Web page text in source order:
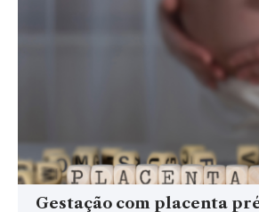
Gestação com placenta